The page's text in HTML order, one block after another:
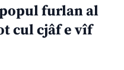
furlan al
cul cjâf e vîf